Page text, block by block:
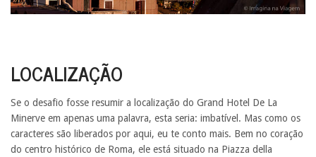
LOCALIZAÇÃO
Se o desafio fosse resumir a localização do Grand Hotel De La
Minerve em apenas uma palavra, esta seria: imbatível. Mas como os
caracteres são liberados por aqui, eu te conto mais. Bem no coração
do centro histórico de Roma, ele está situado na Piazza della